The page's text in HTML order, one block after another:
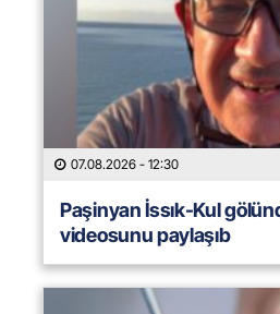
07.08.2026 - 12:30
Paşinyan İssık-Kul
videosunu paylaşıb